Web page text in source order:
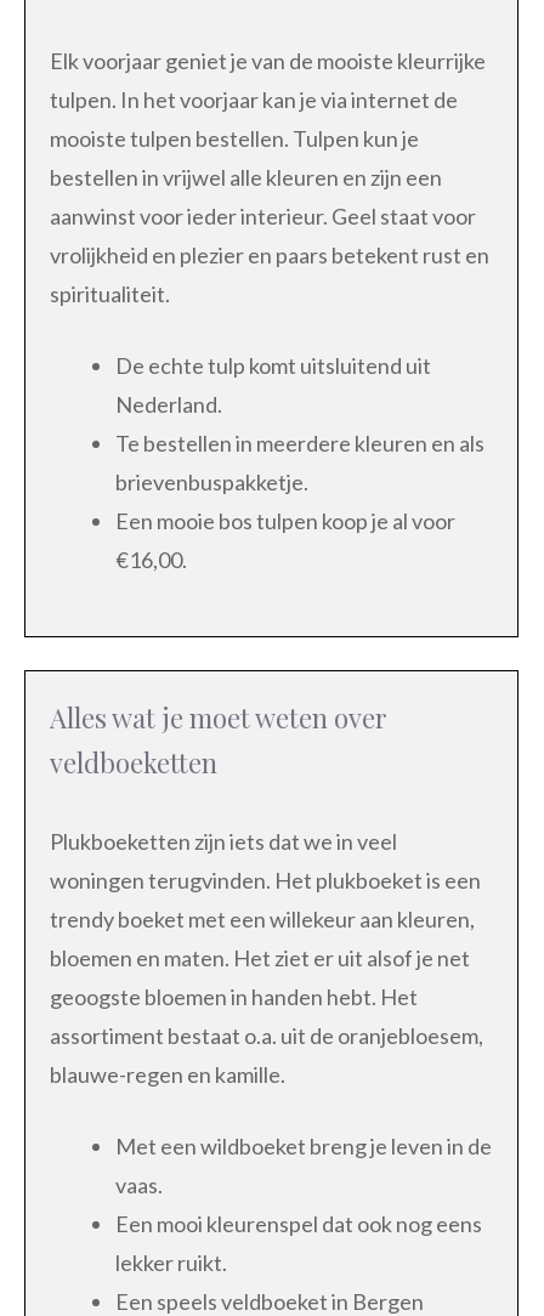
Elk voorjaar geniet je van de mooiste kleurrijke
tulpen. In het voorjaar kan je via internet de
mooiste tulpen bestellen. Tulpen kun je
bestellen in vrijwel alle kleuren en zijn een
aanwinst voor ieder interieur. Geel staat voor
vrolijkheid en plezier en paars betekent rust en
spiritualiteit.
De echte tulp komt uitsluitend uit
Nederland.
Te bestellen in meerdere kleuren en als
brievenbuspakketje.
Een mooie bos tulpen koop je al voor
€16,00.
Alles wat je moet weten over
veldboeketten
Plukboeketten zijn iets dat we in veel
woningen terugvinden. Het plukboeket is een
trendy boeket met een willekeur aan kleuren,
bloemen en maten. Het ziet er uit alsof je net
geoogste bloemen in handen hebt. Het
assortiment bestaat o.a. uit de oranjebloesem,
blauwe-regen en kamille.
Met een wildboeket breng je leven in de
vaas.
Een mooi kleurenspel dat ook nog eens
lekker ruikt.
Een speels veldboeket in Bergen